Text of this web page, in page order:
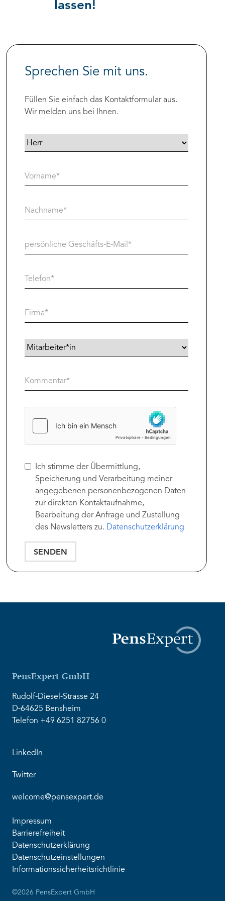
lassen!
Sprechen Sie mit uns.
Füllen Sie einfach das Kontaktformular aus.
Wir melden uns bei Ihnen.
Ich stimme der Übermittlung,
Speicherung und Verarbeitung meiner
angegebenen personenbezogenen Daten
zur direkten Kontaktaufnahme,
Bearbeitung der Anfrage und Zustellung
des Newsletters zu. Datenschutzerklärung
SENDEN
PensExpert GmbH
Rudolf-Diesel-Strasse 24
D-64625 Bensheim
Telefon +49 6251 82756 0
LinkedIn
Twitter
welcome@pensexpert.de
Impressum
Barrierefreiheit
Datenschutzerklärung
Datenschutzeinstellungen
Informationssicherheitsrichtlinie
©2026 PensExpert GmbH